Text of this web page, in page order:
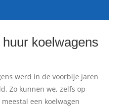
koelwagens
werd in de voorbije jaren
Zo kunnen we, zelfs op
een koelwagen